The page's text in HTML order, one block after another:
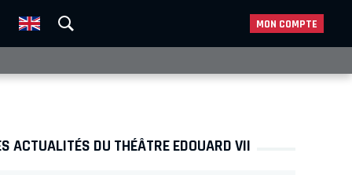
MON COMPTE
ACTUALITÉS DU THÉÂTRE EDOUARD VII